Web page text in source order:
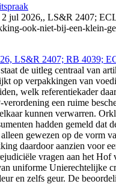
2 jul 2026,, LS&R 2407;
ook-niet-bij-een-klein-
LS&R 2407; RB 4039;
de uitleg centraal van
op verpakkingen van
welk referentiekader
een ruime
kunnen verwarren.
hadden gemeld dat
gewezen op de vorm
daardoor aanzien voor
vragen aan het
uniforme Unierechtelijke
en zelfs geur. De